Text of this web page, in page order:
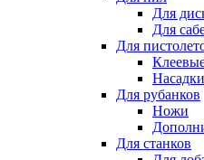
Для
Для
Для
Насадки
Для рубанков
Ножи
Для станков